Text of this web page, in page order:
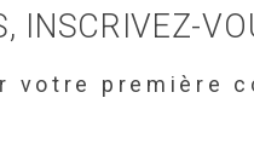
INSCRIVEZ-
votre première